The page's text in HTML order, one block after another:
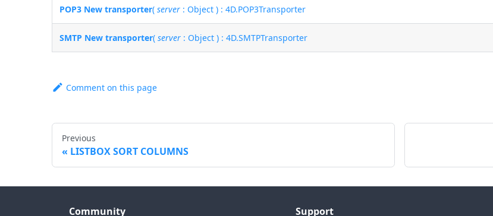
POP3 New transporter(server : Object ) : 4D.POP3Transporter
SMTP New transporter(server : Object ) : 4D.SMTPTransporter
Comment on this page
Previous
LISTBOX SORT COLUMNS
Community Support